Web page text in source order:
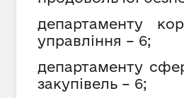
департаменту
управління – 6;
департаменту
закупівель – 6;